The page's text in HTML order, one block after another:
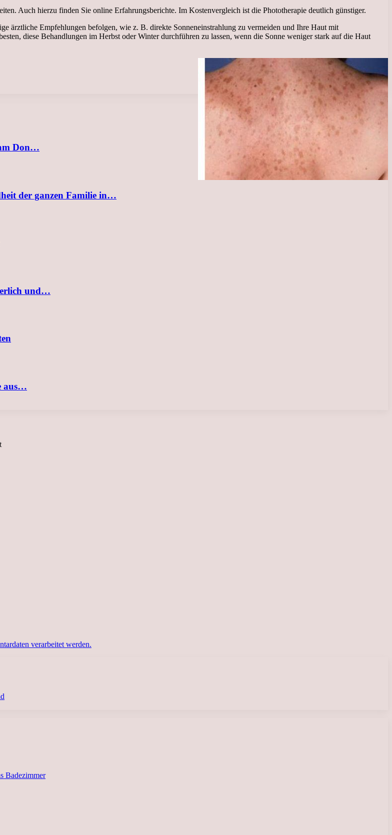
Auch hierzu finden Sie online Erfahrungsberichte. Im Kostenvergleich ist die Phototherapie deutlich günstiger.
ärztliche Empfehlungen befolgen, wie z. B. direkte Sonneneinstrahlung zu vermeiden und Ihre Haut mit
diese Behandlungen im Herbst oder Winter durchführen zu lassen, wenn die Sonne weniger stark auf die Haut
Don…
der ganzen Familie in…
und…
aus…
verarbeitet werden.
Badezimmer